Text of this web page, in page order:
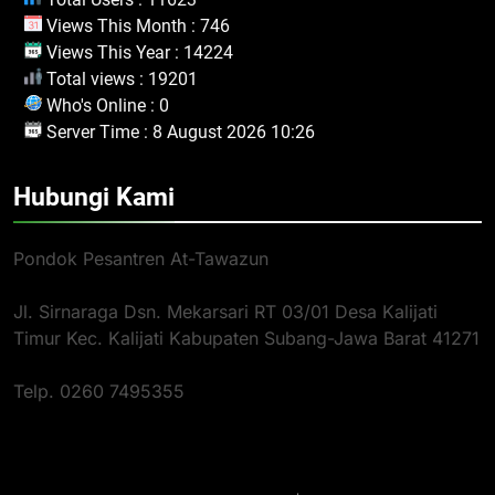
Views This Month : 746
Views This Year : 14224
Total views : 19201
Who's Online : 0
Server Time : 8 August 2026 10:26
Hubungi Kami
Pondok Pesantren At-Tawazun
Jl. Sirnaraga Dsn. Mekarsari RT 03/01 Desa Kalijati
Timur Kec. Kalijati Kabupaten Subang-Jawa Barat 41271
Telp. 0260 7495355